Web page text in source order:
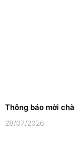
Thông báo mời
28/07/2026